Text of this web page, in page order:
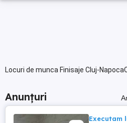
Locuri de munca Finisaje Cluj-
Anunțuri
Executam